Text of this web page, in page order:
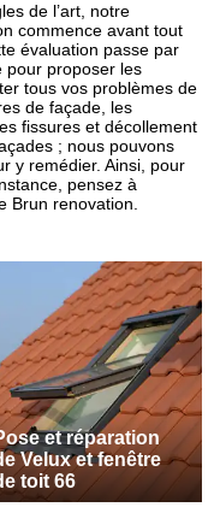
de l’art, notre
commence avant tout
évaluation passe par
pour proposer les
tous vos problèmes de
de façade, les
fissures et décollement
; nous pouvons
y remédier. Ainsi, pour
pensez à
Brun renovation.
et réparation
Velux et fenêtre
toit 66